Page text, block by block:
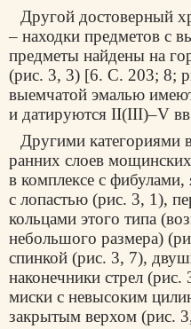
Другой достоверный
– находки предметов с
предметы найдены на
(рис. 3, 3) [6. С. 203; 8;
выемчатой эмалью
и датируются II(III)–V
Другими категориями
ранних слоев
в комплексе с
с лопастью (рис. 3, 1),
кольцами этого типа
небольшого размера)
спинкой (рис. 3, 7),
наконечники стрел
миски с невысоким
закрытым верхом (рис.